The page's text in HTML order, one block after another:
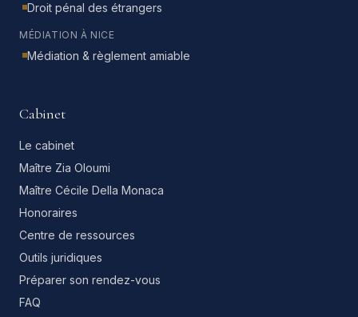
Droit pénal des étrangers
MÉDIATION À NICE
Médiation & règlement amiable
Cabinet
Le cabinet
Maître Zia Oloumi
Maître Cécile Della Monaca
Honoraires
Centre de ressources
Outils juridiques
Préparer son rendez-vous
FAQ